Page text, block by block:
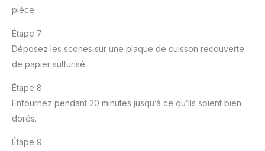
pièce.
Étape 7
Déposez les scones sur une plaque de cuisson recouverte
de papier sulfurisé.
Étape 8
Enfournez pendant 20 minutes jusqu’à ce qu’ils soient bien
dorés.
Étape 9